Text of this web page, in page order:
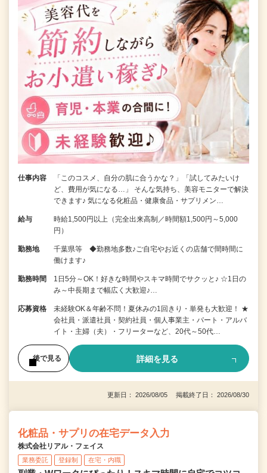
仕事内容
「このコスメ、自分の肌に合うかな？」「試してみたいけ
ど、費用が気になる…」 そんな気持ち、美容モニターで解決
できます♪ 気になる化粧品・健康食品・サプリメン…
給与
時給1,500円以上（完全出来高制／時間額1,500円～5,000
円）
勤務地
千葉県等 ◆勤務地多数♪ご自宅やお近くの店舗で間時間に
働けます♪
勤務時間
1日5分～OK！好きな時間やスキマ時間でサクッと♪ ☆1日の
み～中長期まで幅広く大歓迎♪…
応募資格
未経験OK＆年齢不問！夏休みの1回きり・単発も大歓迎！ ★
会社員・派遣社員・契約社員・個人事業主・パート・アルバ
イト・主婦（夫）・フリーターなど、20代～50代…
後で見る 詳細を見る
更新日： 2026/08/05 掲載終了日： 2026/08/30
化粧品・サプリの在宅データ入力
株式会社リアル・フェイス
業務委託 登録制 在宅・内職